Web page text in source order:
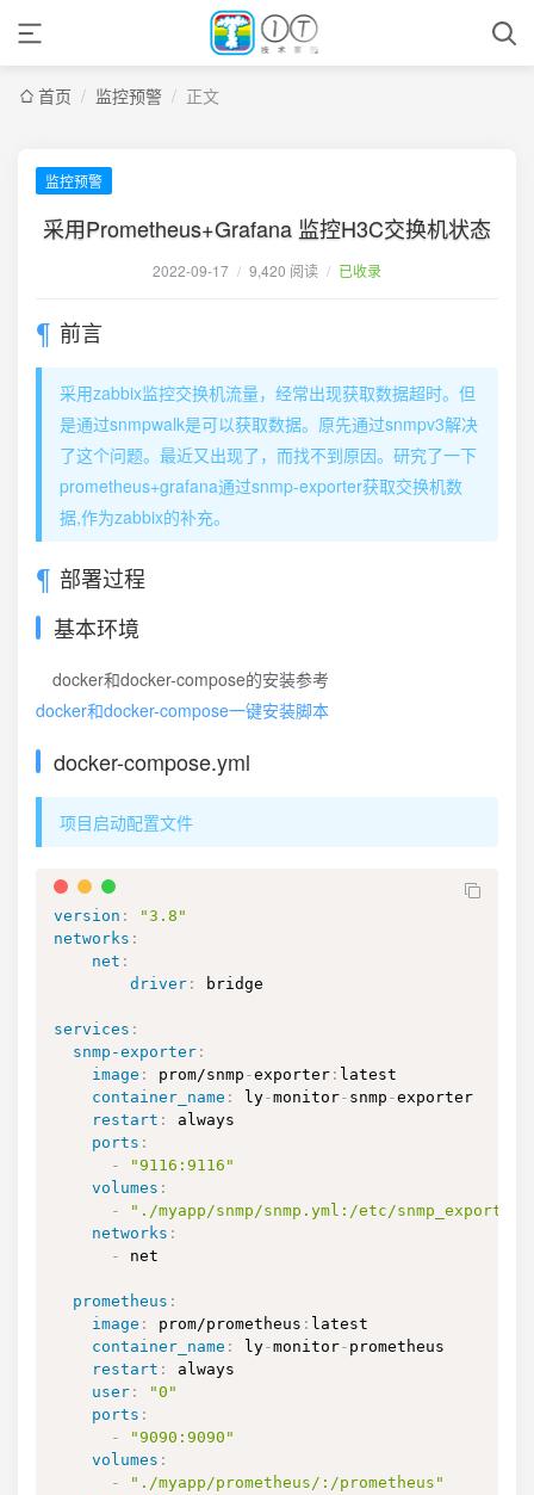
首页 / 监控预警 / 正文
监控预警
采用Prometheus+Grafana 监控H3C交换机状态
2022-09-17 / 9,420 阅读 / 已收录
前言
采用zabbix监控交换机流量，经常出现获取数据超时。但
是通过snmpwalk是可以获取数据。原先通过snmpv3解决
了这个问题。最近又出现了，而找不到原因。研究了一下
prometheus+grafana通过snmp-exporter获取交换机数
据,作为zabbix的补充。
部署过程
基本环境
docker和docker-compose的安装参考
docker和docker-compose一键安装脚本
docker-compose.yml
项目启动配置文件
version :
"3.8"
networks :
net :
driver : bridge
services :
snmp-exporter :
image : prom/snmp -exporter : latest
container_name : ly-monitor- snmp -exporter
restart :
always
ports :
-
"9116:9116"
volumes :
-
"./myapp/snmp/snmp.yml:/etc/snmp_exporter/
networks :
-
net
prometheus :
image : prom/prometheus : latest
container_name : ly-monitor- prometheus
restart :
always
user :
"0"
ports :
-
"9090:9090"
volumes :
-
"./myapp/prometheus/:/prometheus"